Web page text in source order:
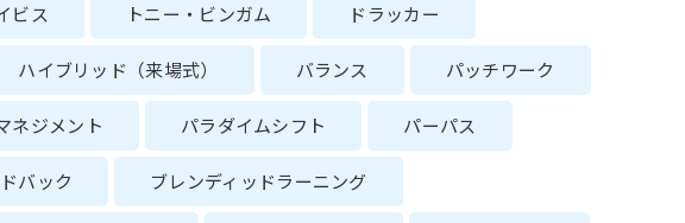
ビス トニー・ビンガム ドラッカー
ハイブリッド（来場式） バランス パッチワーク
ネジメント パラダイムシフト パーパス
バック ブレンディッドラーニング